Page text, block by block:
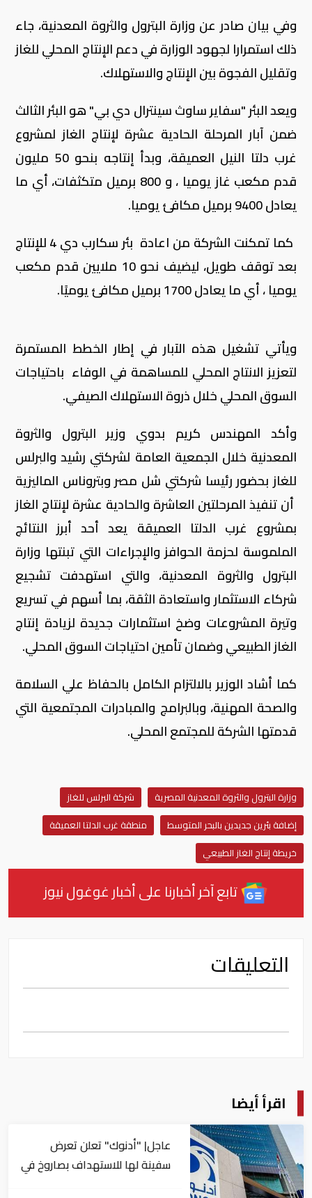
وفي بيان صادر عن وزارة البترول والثروة المعدنية، جاء
ذلك استمرارا لجهود الوزارة في دعم الإنتاج المحلي للغاز
وتقليل الفجوة بين الإنتاج والاستهلاك.
ويعد البئر "سفاير ساوث سينترال دي بي" هو البئر الثالث
ضمن آبار المرحلة الحادية عشرة لإنتاج الغاز لمشروع
غرب دلتا النيل العميقة، وبدأ إنتاجه بنحو 50 مليون
قدم مكعب غاز يوميا ، و 800 برميل متكثفات، أي ما
يعادل 9400 برميل مكافئ يوميا.
كما تمكنت الشركة من اعادة بئر سكارب دي 4 للإنتاج
بعد توقف طويل، ليضيف نحو 10 ملايين قدم مكعب
يوميا ، أي ما يعادل 1700 برميل مكافئ يوميًا.
ويأتي تشغيل هذه الآبار في إطار الخطط المستمرة
لتعزيز الانتاج المحلي للمساهمة في الوفاء باحتياجات
السوق المحلي خلال ذروة الاستهلاك الصيفي.
وأكد المهندس كريم بدوي وزير البترول والثروة
المعدنية خلال الجمعية العامة لشركتي رشيد والبرلس
للغاز بحضور رئيسا شركتي شل مصر وبتروناس الماليزية
أن تنفيذ المرحلتين العاشرة والحادية عشرة لإنتاج الغاز
بمشروع غرب الدلتا العميقة يعد أحد أبرز النتائج
الملموسة لحزمة الحوافز والإجراءات التي تبنتها وزارة
البترول والثروة المعدنية، والتي استهدفت تشجيع
شركاء الاستثمار واستعادة الثقة، بما أسهم في تسريع
وتيرة المشروعات وضخ استثمارات جديدة لزيادة إنتاج
الغاز الطبيعي وضمان تأمين احتياجات السوق المحلي.
كما أشاد الوزير بالالتزام الكامل بالحفاظ علي السلامة
والصحة المهنية، وبالبرامج والمبادرات المجتمعية التي
قدمتها الشركة للمجتمع المحلي.
وزارة البترول والثروة المعدنية المصرية
شركة البرلس للغاز
إضافة بئرين جديدين بالبحر المتوسط
منطقة غرب الدلتا العميقة
خريطة إنتاج الغاز الطبيعي
تابع آخر أخبارنا على أخبار غوغول نيوز
التعليقات
اقرأ أيضا
عاجل| "أدنوك" تعلن تعرض
سفينة لها للاستهداف بصاروخ في